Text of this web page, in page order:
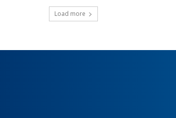
Load more